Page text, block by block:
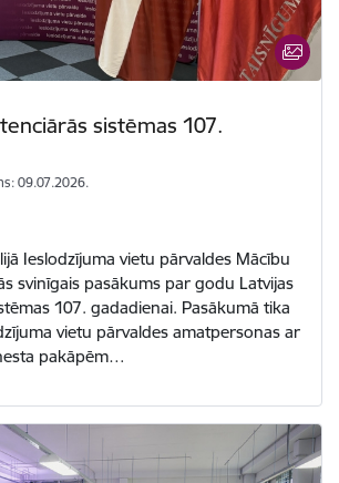
sistēmas 107.
09.07.2026.
Ieslodzījuma vietu pārvaldes Mācību
svinīgais pasākums par godu Latvijas
107. gadadienai. Pasākumā tika
vietu pārvaldes amatpersonas ar
pakāpēm…